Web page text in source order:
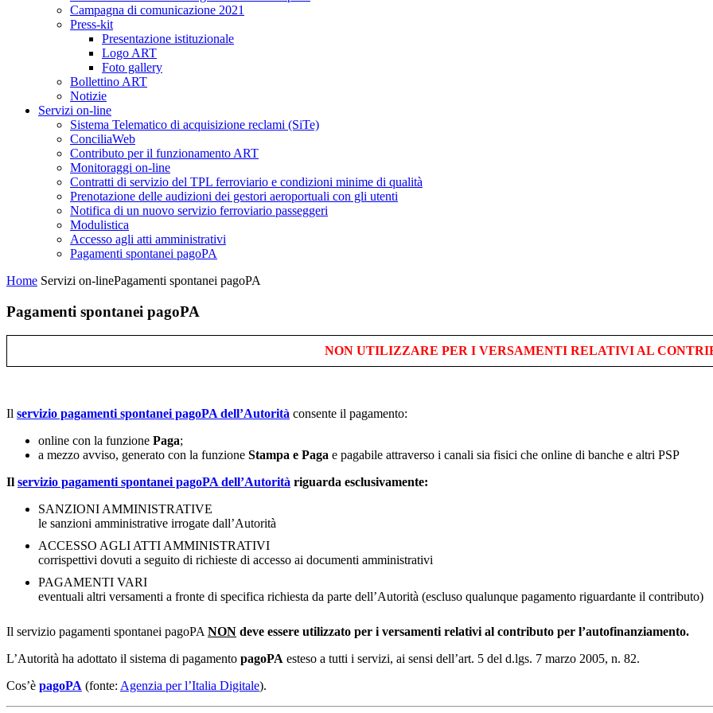
Campagna di comunicazione 2021
Press-kit
Presentazione istituzionale
Logo ART
Foto gallery
Bollettino ART
Notizie
Servizi on-line
Sistema Telematico di acquisizione reclami (SiTe)
ConciliaWeb
Contributo per il funzionamento ART
Monitoraggi on-line
Contratti di servizio del TPL ferroviario e condizioni minime di qualità
Prenotazione delle audizioni dei gestori aeroportuali con gli utenti
Notifica di un nuovo servizio ferroviario passeggeri
Modulistica
Accesso agli atti amministrativi
Pagamenti spontanei pagoPA
Home Servizi on-linePagamenti spontanei pagoPA
Pagamenti spontanei pagoPA
NON UTILIZZARE PER I VERSAMENTI RELATIVI AL
Il servizio pagamenti spontanei pagoPA dell’Autorità consente il pagamento:
online con la funzione Paga;
a mezzo avviso, generato con la funzione Stampa e Paga e pagabile attraverso i canali sia fisici che online di banche e altri PSP
Il servizio pagamenti spontanei pagoPA dell’Autorità riguarda esclusivamente:
SANZIONI AMMINISTRATIVE
le sanzioni amministrative irrogate dall’Autorità
ACCESSO AGLI ATTI AMMINISTRATIVI
corrispettivi dovuti a seguito di richieste di accesso ai documenti amministrativi
PAGAMENTI VARI
eventuali altri versamenti a fronte di specifica richiesta da parte dell’Autorità (escluso qualunque pagamento riguardante il contributo)
Il servizio pagamenti spontanei pagoPANON deve essere utilizzato per i versamenti relativi al contributo per l’autofinanziamento.
L’Autorità ha adottato il sistema di pagamento pagoPA esteso a tutti i servizi, ai sensi dell’art. 5 del d.lgs. 7 marzo 2005, n. 82.
Cos’è pagoPA (fonte: Agenzia per l’Italia Digitale).